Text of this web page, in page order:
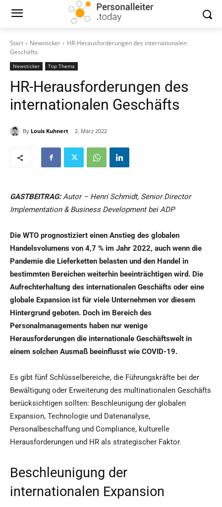
Start Newsticker
HR-Herausforderungen des internationalen
Geschäfts
Newsticker Top Thema
HR-Herausforderungen des
internationalen Geschäfts
By Louis Kuhnert 2. März 2022
GASTBEITRAG:Autor – Henri Schmidt, Senior Director
Implementation & Business Development bei ADP
Die WTO prognostiziert einen Anstieg des globalen
Handelsvolumens von 4,7 % im Jahr 2022, auch wenn die
Pandemie die Lieferketten belasten und den Handel in
bestimmten Bereichen weiterhin beeinträchtigen wird. Die
Aufrechterhaltung des internationalen Geschäfts oder eine
globale Expansion ist für viele Unternehmen vor diesem
Hintergrund geboten. Doch im Bereich des
Personalmanagements haben nur wenige
Herausforderungen die internationale Geschäftswelt in
einem solchen Ausmaß beeinflusst wie COVID-19.
Es gibt fünf Schlüsselbereiche, die Führungskräfte bei der
Bewältigung oder Erweiterung des multinationalen Geschäfts
berücksichtigen sollten: Beschleunigung der globalen
Expansion, Technologie und Datenanalyse,
Personalbeschaffung und Compliance, kulturelle
Herausforderungen und HR als strategischer Faktor.
Beschleunigung der
internationalen Expansion